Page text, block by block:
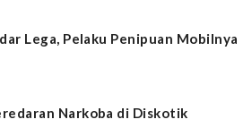
Lega, Pelaku Penipuan Mobilnya
Narkoba di Diskotik